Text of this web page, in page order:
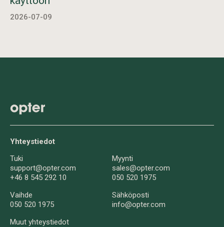
2026-07-09
Yhteystiedot
Tuki
support@opter.com
+46 8 545 292 10
Myynti
sales@opter.com
050 520 1975
Vaihde
050 520 1975
Sähköposti
info@opter.com
Muut yhteystiedot